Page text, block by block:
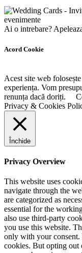
Ai o intrebare?
Acord Cookie
Acest site web
experiența. Vom
renunța dacă doriți.
Privacy & Cookies
Închide
Privacy Overview
This website uses
navigate through the
are categorized as
essential for the
also use third-party
you use this website.
only with your consent.
cookies. But opting out